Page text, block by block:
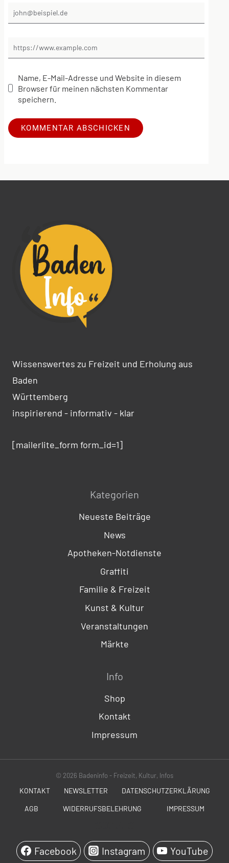
Name, E-Mail-Adresse und Website in diesem
Browser für meinen nächsten Kommentar
speichern.
Wissenswertes zu Freizeit und Erholung aus
Baden
Württemberg
inspirierend - informativ - klar
[mailerlite_form form_id=1]
Kategorien
Neueste Beiträge
News
Apotheken-Notdienste
Graffiti
Familie & Freizeit
Kunst & Kultur
Veranstaltungen
Märkte
Info
Shop
Kontakt
Impressum
© 2026 Badeninfo - Freizeit, Kultur, Infos
KONTAKT NEWSLETTER DATENSCHUTZERKLÄRUNG
AGB WIDERRUFSBELEHRUNG IMPRESSUM
Facebook Instagram YouTube